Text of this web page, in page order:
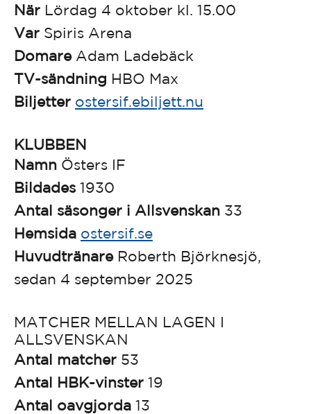
När Lördag 4 oktober kl. 15.00
Var Spiris Arena
DomareAdam Ladebäck
TV-sändning HBO Max
Biljetter ostersif.ebiljett.nu
KLUBBEN
Namn Östers IF
Bildades1930
Antal säsonger i Allsvenskan 33
Hemsida ostersif.se
HuvudtränareRoberth Björknesjö,
sedan 4 september 2025
MATCHER MELLAN LAGEN I
ALLSVENSKAN
Antal matcher 53
Antal HBK-vinster 19
Antal oavgjorda 13